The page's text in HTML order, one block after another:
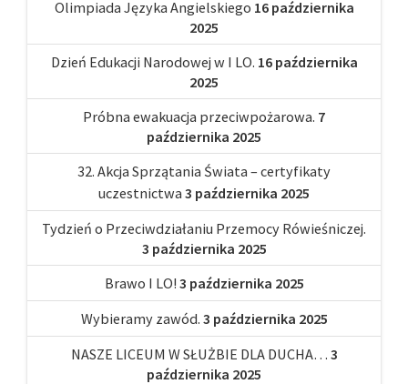
Olimpiada Języka Angielskiego 16 października
2025
Dzień Edukacji Narodowej w I LO. 16 października
2025
Próbna ewakuacja przeciwpożarowa. 7
października 2025
32. Akcja Sprzątania Świata – certyfikaty
uczestnictwa 3 października 2025
Tydzień o Przeciwdziałaniu Przemocy Rówieśniczej.
3 października 2025
Brawo I LO! 3 października 2025
Wybieramy zawód. 3 października 2025
NASZE LICEUM W SŁUŻBIE DLA DUCHA… 3
października 2025